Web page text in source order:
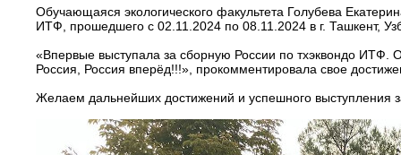
Обучающаяся экологического факультета Голубева
ИТФ, прошедшего с 02.11.2024 по 08.11.2024 в г. Ташкент,
«Впервые выступала за сборную России по тхэквондо ИТФ.
Россия, Россия вперёд!!!», прокомментировала свое
Желаем дальнейших достижений и успешного выступления